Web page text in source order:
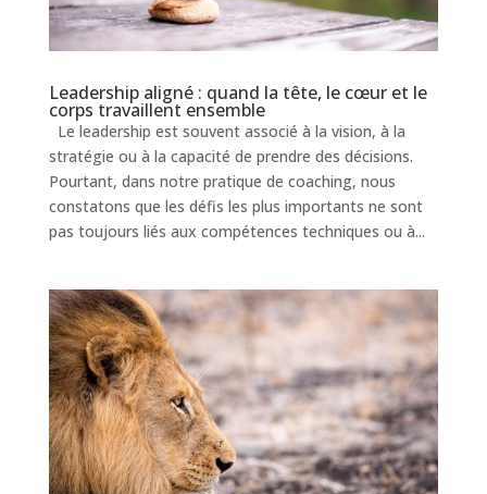
Leadership aligné : quand la tête, le cœur et le
corps travaillent ensemble
Le leadership est souvent associé à la vision, à la
stratégie ou à la capacité de prendre des décisions.
Pourtant, dans notre pratique de coaching, nous
constatons que les défis les plus importants ne sont
pas toujours liés aux compétences techniques ou à...